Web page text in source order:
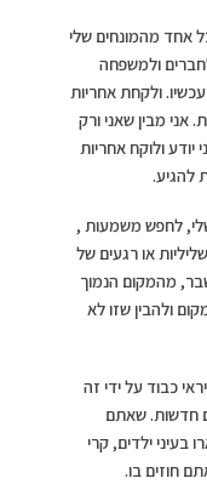
אחד מהמונחים שלי
ולמשפחה
ולקחת אחריות
מבין שאני ורק
יודע ולוקח אחריות
להגיע.
לחפש משמעות ,
או רגעים של
מהמקום הנמוך
ולהבין שזו לא
כבוד על ידי זה
חדשות. שאתם
ילדים, קרי
חוזים בו.